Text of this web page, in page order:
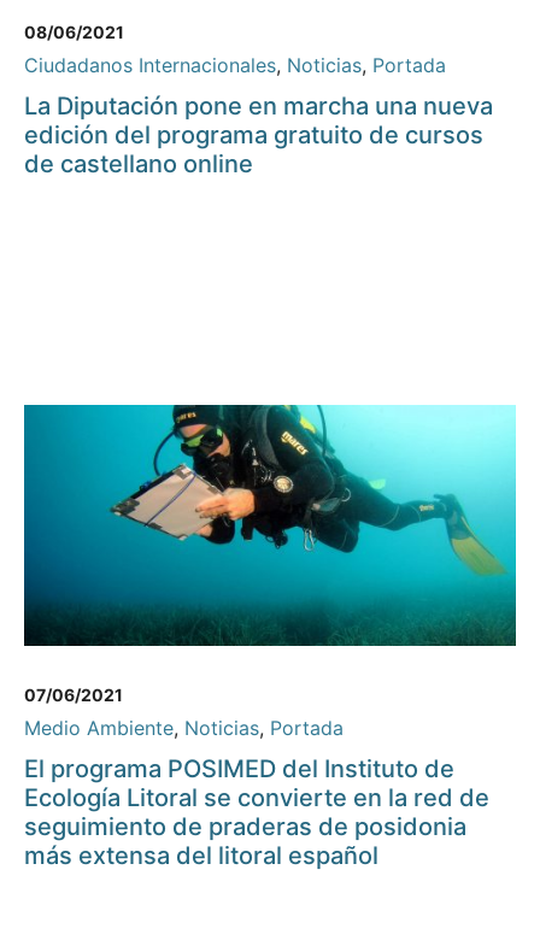
08/06/2021
Ciudadanos Internacionales, Noticias, Portada
La Diputación pone en marcha una nueva
edición del programa gratuito de cursos
de castellano online
07/06/2021
Medio Ambiente, Noticias, Portada
El programa POSIMED del Instituto de
Ecología Litoral se convierte en la red de
seguimiento de praderas de posidonia
más extensa del litoral español